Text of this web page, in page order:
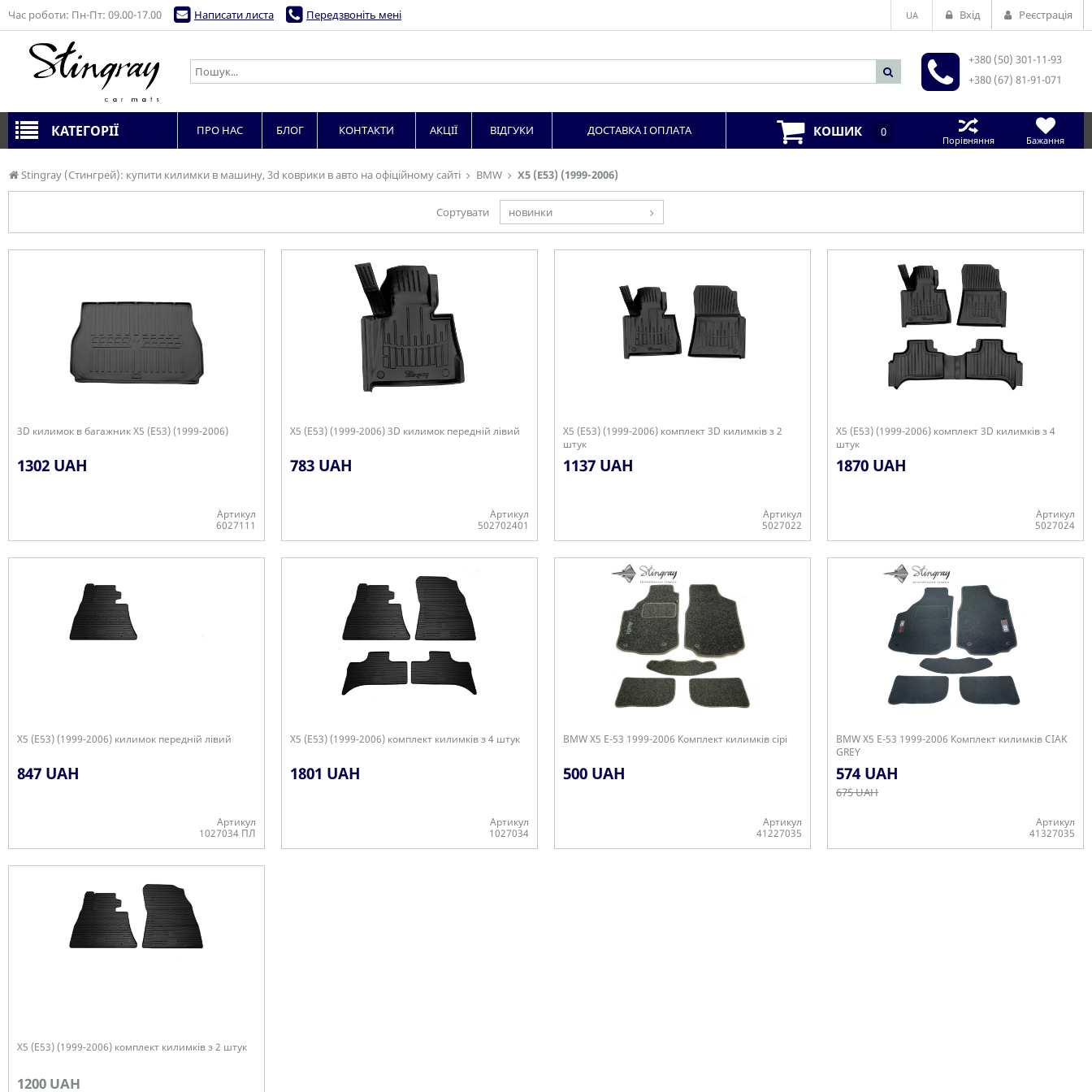
Stingray (Стингрей): купити килимки в машину, 3d коврики в авто на офіційному сайті BMW X5 (E53) (1999-2006)
Сортувати новинки
3D килимок в багажник X5 (E53) (1999-2006)
1302 UAH
Артикул
6027111
X5 (E53) (1999-2006) 3D килимок передній лівий
783 UAH
Артикул
502702401
X5 (E53) (1999-2006) комплект 3D килимків з 2
штук
1137 UAH
Артикул
5027022
X5 (E53) (1999-2006) комплект 3D килимків з 4
штук
1870 UAH
Артикул
5027024
X5 (E53) (1999-2006) килимок передній лівий
847 UAH
Артикул
1027034 ПЛ
X5 (E53) (1999-2006) комплект килимків з 4 штук
1801 UAH
Артикул
1027034
BMW X5 E-53 1999-2006 Комплект килимків сірі
500 UAH
Артикул
41227035
BMW X5 E-53 1999-2006 Комплект килимків CIAK
GREY
574 UAH
675 UAH
Артикул
41327035
X5 (E53) (1999-2006) комплект килимків з 2 штук
1200 UAH
Час роботи: Пн-Пт: 09.00-17.00 Написати листа Передзвоніть мені UA Вхід Реєстрація
+380 (50) 301-11-93
+380 (67) 81-91-071
КАТЕГОРІЇ ПРО НАС БЛОГ КОНТАКТИ АКЦІЇ ВІДГУКИ ДОСТАВКА І ОПЛАТА КОШИК 0
Порівняння Бажання